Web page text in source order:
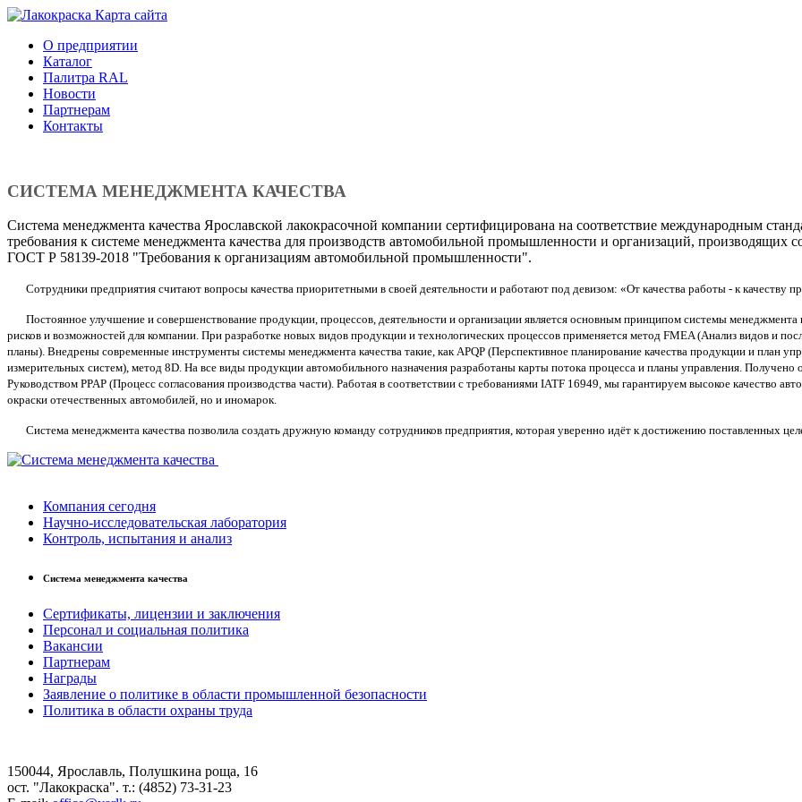
Карта сайтa
О предприятии
Каталог
Палитра RAL
Новости
Партнерам
Контакты
СИСТЕМА МЕНЕДЖМЕНТА КАЧЕСТВА
Система менеджмента качества Ярославской лакокрасочной компании сертифицирована на соответствие международным
требования к системе менеджмента качества для производств автомобильной промышленности и организаций, производящих
ГОСТ Р 58139-2018 "Требования к организациям автомобильной промышленности".
Сотрудники предприятия считают вопросы качества приоритетными в своей деятельности и работают под девизом: «От качества работы - к качеству
Постоянное улучшение и совершенствование продукции, процессов, деятельности и организации является основным принципом системы менеджмента
рисков и возможностей для компании. При разработке новых видов продукции и технологических процессов применяется метод FMEA (Анализ видов и
планы). Внедрены современные инструменты системы менеджмента качества такие, как АРQР (Перспективное планирование качества продукции и план
измерительных систем), метод 8D. На все виды продукции автомобильного назначения разработаны карты потока процесса и планы управления.
Руководством PPAP (Процесс согласования производства части). Работая в соответствии с требованиями IATF 16949, мы гарантируем высокое качество
окраски отечественных автомобилей, но и иномарок.
Система менеджмента качества позволила создать дружную команду сотрудников предприятия, которая уверенно идёт к достижению поставленных
Компания сегодня
Научно-исследовательская лаборатория
Контроль, испытания и анализ
Система менеджмента качества
Сертификаты, лицензии и заключения
Персонал и социальная политика
Вакансии
Партнерам
Награды
Заявление о политике в области промышленной безопасности
Политика в области охраны труда
150044, Ярославль, Полушкина роща, 16
ост. "Лакокраска". т.: (4852) 73-31-23